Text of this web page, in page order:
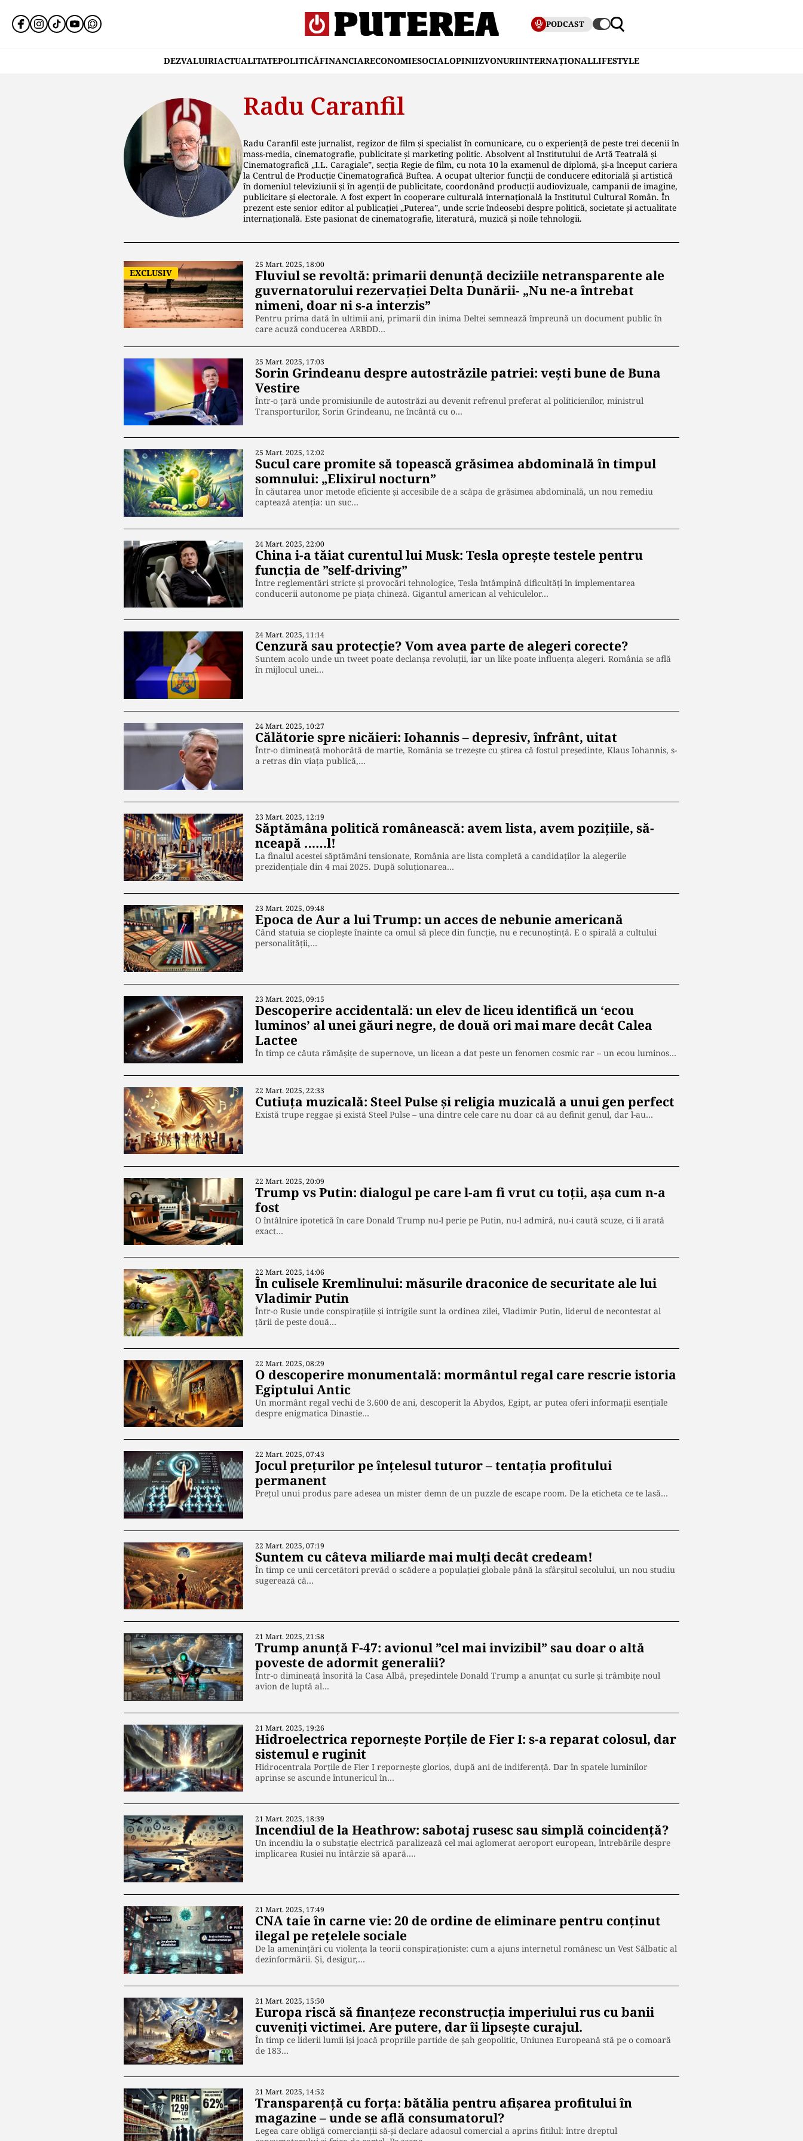
PODCAST
DEZVALUIRIACTUALITATEPOLITICĂFINANCIARECONOMIESOCIALOPINIIZVONURIINTERNAȚIONALLIFESTYLE
Radu Caranfil
Radu Caranfil este jurnalist, regizor de film și specialist în comunicare, cu o experiență de peste trei decenii în
mass-media, cinematografie, publicitate și marketing politic. Absolvent al Institutului de Artă Teatrală și
Cinematografică „I.L. Caragiale”, secția Regie de film, cu nota 10 la examenul de diplomă, și-a început cariera
la Centrul de Producție Cinematografică Buftea. A ocupat ulterior funcții de conducere editorială și artistică
în domeniul televiziunii și în agenții de publicitate, coordonând producții audiovizuale, campanii de imagine,
publicitare și electorale. A fost expert în cooperare culturală internațională la Institutul Cultural Român. În
prezent este senior editor al publicației „Puterea”, unde scrie îndeosebi despre politică, societate și actualitate
internațională. Este pasionat de cinematografie, literatură, muzică și noile tehnologii.
EXCLUSIV
25 Mart. 2025, 18:00
Fluviul se revoltă: primarii denunță deciziile netransparente ale
guvernatorului rezervației Delta Dunării- „Nu ne-a întrebat
nimeni, doar ni s-a interzis”
Pentru prima dată în ultimii ani, primarii din inima Deltei semnează împreună un document public în
care acuză conducerea ARBDD…
25 Mart. 2025, 17:03
Sorin Grindeanu despre autostrăzile patriei: vești bune de Buna
Vestire
Într-o țară unde promisiunile de autostrăzi au devenit refrenul preferat al politicienilor, ministrul
Transporturilor, Sorin Grindeanu, ne încântă cu o…
25 Mart. 2025, 12:02
Sucul care promite să topească grăsimea abdominală în timpul
somnului: „Elixirul nocturn”
În căutarea unor metode eficiente și accesibile de a scăpa de grăsimea abdominală, un nou remediu
captează atenția: un suc…
24 Mart. 2025, 22:00
China i-a tăiat curentul lui Musk: Tesla oprește testele pentru
funcția de ”self-driving”
Între reglementări stricte și provocări tehnologice, Tesla întâmpină dificultăți în implementarea
conducerii autonome pe piața chineză. Gigantul american al vehiculelor…
24 Mart. 2025, 11:14
Cenzură sau protecție? Vom avea parte de alegeri corecte?
Suntem acolo unde un tweet poate declanșa revoluții, iar un like poate influența alegeri. România se află
în mijlocul unei…
24 Mart. 2025, 10:27
Călătorie spre nicăieri: Iohannis – depresiv, înfrânt, uitat
Într-o dimineață mohorâtă de martie, România se trezește cu știrea că fostul președinte, Klaus Iohannis, s-
a retras din viața publică,…
23 Mart. 2025, 12:19
Săptămâna politică românească: avem lista, avem pozițiile, să-
nceapă ……l!
La finalul acestei săptămâni tensionate, România are lista completă a candidaților la alegerile
prezidențiale din 4 mai 2025. După soluționarea…
23 Mart. 2025, 09:48
Epoca de Aur a lui Trump: un acces de nebunie americană
Când statuia se cioplește înainte ca omul să plece din funcție, nu e recunoștință. E o spirală a cultului
personalității,…
23 Mart. 2025, 09:15
Descoperire accidentală: un elev de liceu identifică un ‘ecou
luminos’ al unei găuri negre, de două ori mai mare decât Calea
Lactee
În timp ce căuta rămășițe de supernove, un licean a dat peste un fenomen cosmic rar – un ecou luminos…
22 Mart. 2025, 22:33
Cutiuța muzicală: Steel Pulse și religia muzicală a unui gen perfect
Există trupe reggae și există Steel Pulse – una dintre cele care nu doar că au definit genul, dar l-au…
22 Mart. 2025, 20:09
Trump vs Putin: dialogul pe care l-am fi vrut cu toții, așa cum n-a
fost
O întâlnire ipotetică în care Donald Trump nu-l perie pe Putin, nu-l admiră, nu-i caută scuze, ci îi arată
exact…
22 Mart. 2025, 14:06
În culisele Kremlinului: măsurile draconice de securitate ale lui
Vladimir Putin
Într-o Rusie unde conspirațiile și intrigile sunt la ordinea zilei, Vladimir Putin, liderul de necontestat al
țării de peste două…
22 Mart. 2025, 08:29
O descoperire monumentală: mormântul regal care rescrie istoria
Egiptului Antic
Un mormânt regal vechi de 3.600 de ani, descoperit la Abydos, Egipt, ar putea oferi informații esențiale
despre enigmatica Dinastie…
22 Mart. 2025, 07:43
Jocul prețurilor pe înțelesul tuturor – tentația profitului
permanent
Prețul unui produs pare adesea un mister demn de un puzzle de escape room. De la eticheta ce te lasă…
22 Mart. 2025, 07:19
Suntem cu câteva miliarde mai mulți decât credeam!
În timp ce unii cercetători prevăd o scădere a populației globale până la sfârșitul secolului, un nou studiu
sugerează că…
21 Mart. 2025, 21:58
Trump anunță F-47: avionul ”cel mai invizibil” sau doar o altă
poveste de adormit generalii?
Într-o dimineață însorită la Casa Albă, președintele Donald Trump a anunțat cu surle și trâmbițe noul
avion de luptă al…
21 Mart. 2025, 19:26
Hidroelectrica repornește Porțile de Fier I: s-a reparat colosul, dar
sistemul e ruginit
Hidrocentrala Porțile de Fier I repornește glorios, după ani de indiferență. Dar în spatele luminilor
aprinse se ascunde întunericul în…
21 Mart. 2025, 18:39
Incendiul de la Heathrow: sabotaj rusesc sau simplă coincidență?
Un incendiu la o substație electrică paralizează cel mai aglomerat aeroport european, întrebările despre
implicarea Rusiei nu întârzie să apară.…
21 Mart. 2025, 17:49
CNA taie în carne vie: 20 de ordine de eliminare pentru conținut
ilegal pe rețelele sociale
De la amenințări cu violența la teorii conspiraționiste: cum a ajuns internetul românesc un Vest Sălbatic al
dezinformării. Și, desigur,…
21 Mart. 2025, 15:50
Europa riscă să finanțeze reconstrucția imperiului rus cu banii
cuveniți victimei. Are putere, dar îi lipsește curajul.
În timp ce liderii lumii își joacă propriile partide de șah geopolitic, Uniunea Europeană stă pe o comoară
de 183…
21 Mart. 2025, 14:52
Transparență cu forța: bătălia pentru afișarea profitului în
magazine – unde se află consumatorul?
Legea care obligă comercianții să-și declare adaosul comercial a aprins fitilul: între dreptul